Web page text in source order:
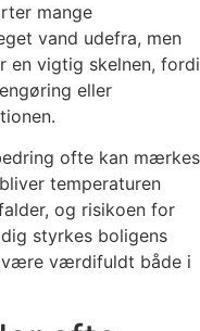
mange
vand udefra, men
en vigtig skelnen, fordi
eller
ofte kan mærkes
temperaturen
og risikoen for
styrkes boligens
være værdifuldt både i